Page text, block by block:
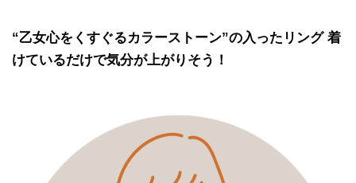
“乙女心をくすぐるカラーストーン”の入ったリング 着
けているだけで気分が上がりそう！